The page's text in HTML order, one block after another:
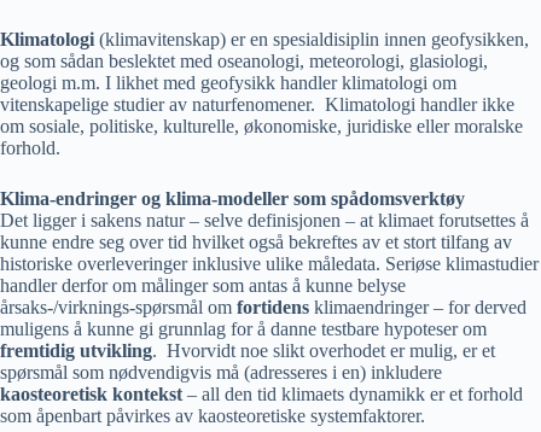
Klimatologi (klimavitenskap) er en spesialdisiplin innen geofysikken,
og som sådan beslektet med oseanologi, meteorologi, glasiologi,
geologi m.m. I likhet med geofysikk handler klimatologi om
vitenskapelige studier av naturfenomener. Klimatologi handler ikke
om sosiale, politiske, kulturelle, økonomiske, juridiske eller moralske
forhold.
Klima-endringer og klima-modeller som spådomsverktøy
Det ligger i sakens natur – selve definisjonen – at klimaet forutsettes å
kunne endre seg over tid hvilket også bekreftes av et stort tilfang av
historiske overleveringer inklusive ulike måledata. Seriøse klimastudier
handler derfor om målinger som antas å kunne belyse
årsaks-/virknings-spørsmål om fortidens klimaendringer – for derved
muligens å kunne gi grunnlag for å danne testbare hypoteser om
fremtidig utvikling. Hvorvidt noe slikt overhodet er mulig, er et
spørsmål som nødvendigvis må (adresseres i en) inkludere
kaosteoretisk kontekst – all den tid klimaets dynamikk er et forhold
som åpenbart påvirkes av kaosteoretiske systemfaktorer.